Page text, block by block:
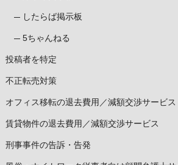
したらば掲示板
5ちゃんねる
投稿者を特定
不正転売対策
オフィス移転の退去費用／減額交渉サービス
賃貸物件の退去費用／減額交渉サービス
刑事事件の告訴・告発